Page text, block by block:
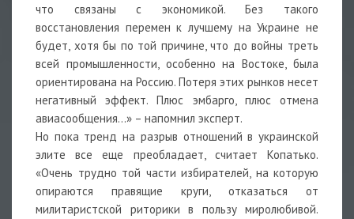
что связаны с экономикой. Без такого
восстановления перемен к лучшему на Украине не
будет, хотя бы по той причине, что до войны треть
всей промышленности, особенно на Востоке, была
ориентирована на Россию. Потеря этих рынков несет
негативный эффект. Плюс эмбарго, плюс отмена
авиасообщения...» – напомнил эксперт.
Но пока тренд на разрыв отношений в украинской
элите все еще преобладает, считает Копатько.
«Очень трудно той части избирателей, на которую
опираются правящие круги, отказаться от
милитаристской риторики в пользу миролюбивой.